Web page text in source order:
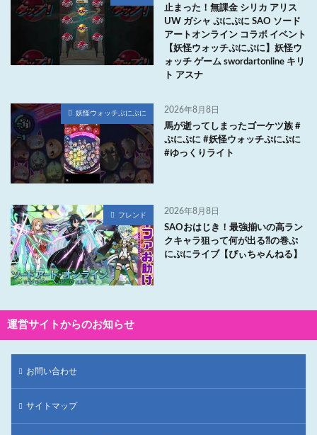
止まった！無課金 シリカ アリス
UW ガシャ ぷにぷに SAO ソード
アートオンライン コラボ イベント
【妖怪ウォッチぷにぷに】妖怪ウ
ォッチ ゲーム swordartonline キリ
ト アスナ
妖怪ウォッチぷにぷに 2026年8月8日
馬が逝ってしまったゴーケツ族 #
ぷにぷに #妖怪ウォッチぷにぷに
#ゆっくりライト
フレンド 2026年8月8日
SAOおはじき！最強揃いの高ラン
クキャラ狙って何が出る⁈の巻ぷ
にぷにライブ【ぴぃちゃんねる】
運営サイトからのお知らせ
お問い合わせ
サイトマップ